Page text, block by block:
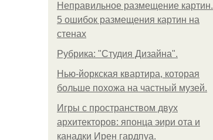
Неправильное размещение картин.
5 ошибок размещения картин на
стенах
Рубрика: "Студия Дизайна".
Нью-йоркская квартира, которая
больше похожа на частный музей.
Игры с пространством двух
архитекторов: японца эири ота и
канадки Ирен гардпуа.